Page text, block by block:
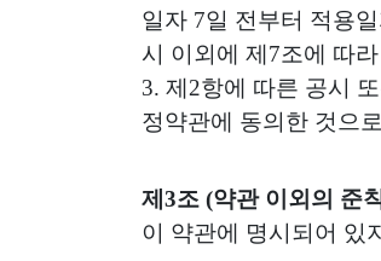
일자 7일 전부터 적용
시 이외에 제7조에 따
3. 제2항에 따른 공시
정약관에 동의한 것으
제3조 (약관 이외의 준
이 약관에 명시되어 있